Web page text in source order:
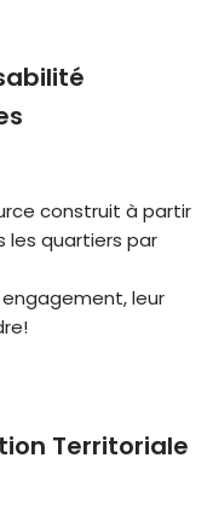
construit à partir
les quartiers par
leur
Territoriale